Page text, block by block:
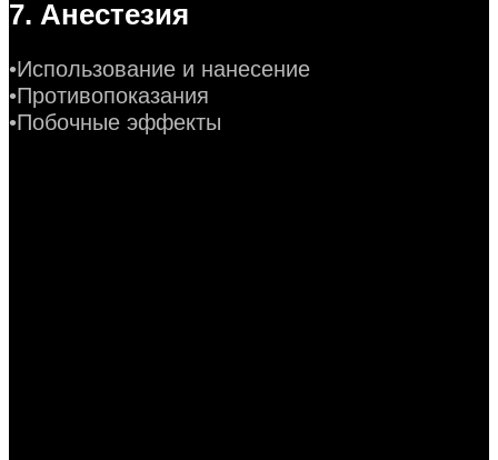
7. Анестезия
•Использование и нанесение
•Противопоказания
•Побочные эффекты